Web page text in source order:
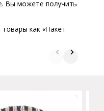
Вы можете получить
как «Пакет